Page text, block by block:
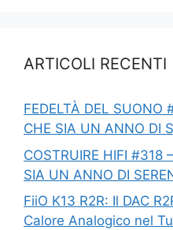
ARTICOLI RECENTI
FEDELTÀ DEL
CHE SIA UN ANNO DI
COSTRUIRE HIFI #318
SIA UN ANNO DI
FiiO K13 R2R: Il DAC
Calore Analogico nel